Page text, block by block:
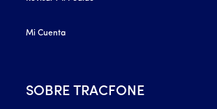
Mi Cuenta
SOBRE TRACFONE